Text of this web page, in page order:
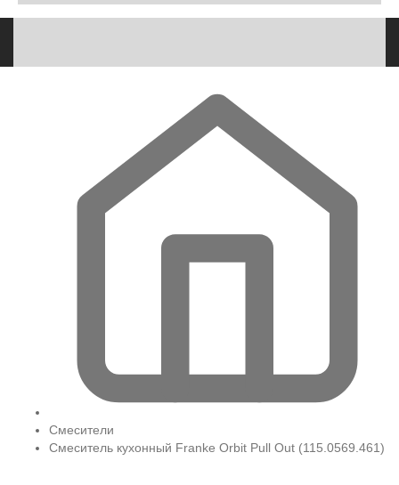
Смесители
Смеситель кухонный Franke Orbit Pull Out (115.0569.461)